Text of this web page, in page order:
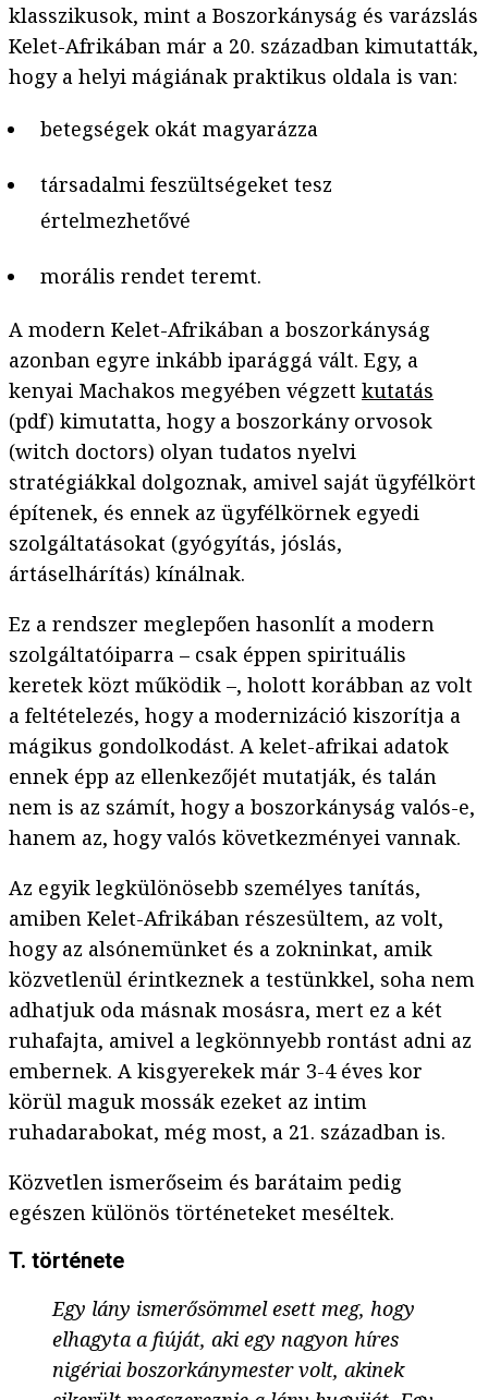
klasszikusok, mint a Boszorkányság és varázslás
Kelet-Afrikában már a 20. században kimutatták,
hogy a helyi mágiának praktikus oldala is van:
betegségek okát magyarázza
társadalmi feszültségeket tesz
értelmezhetővé
morális rendet teremt.
A modern Kelet-Afrikában a boszorkányság
azonban egyre inkább iparággá vált. Egy, a
kenyai Machakos megyében végzett kutatás
(pdf) kimutatta, hogy a boszorkány orvosok
(witch doctors) olyan tudatos nyelvi
stratégiákkal dolgoznak, amivel saját ügyfélkört
építenek, és ennek az ügyfélkörnek egyedi
szolgáltatásokat (gyógyítás, jóslás,
ártáselhárítás) kínálnak.
Ez a rendszer meglepően hasonlít a modern
szolgáltatóiparra – csak éppen spirituális
keretek közt működik –, holott korábban az volt
a feltételezés, hogy a modernizáció kiszorítja a
mágikus gondolkodást. A kelet-afrikai adatok
ennek épp az ellenkezőjét mutatják, és talán
nem is az számít, hogy a boszorkányság valós-e,
hanem az, hogy valós következményei vannak.
Az egyik legkülönösebb személyes tanítás,
amiben Kelet-Afrikában részesültem, az volt,
hogy az alsónemünket és a zokninkat, amik
közvetlenül érintkeznek a testünkkel, soha nem
adhatjuk oda másnak mosásra, mert ez a két
ruhafajta, amivel a legkönnyebb rontást adni az
embernek. A kisgyerekek már 3-4 éves kor
körül maguk mossák ezeket az intim
ruhadarabokat, még most, a 21. században is.
Közvetlen ismerőseim és barátaim pedig
egészen különös történeteket meséltek.
T. története
Egy lány ismerősömmel esett meg, hogy
elhagyta a fiúját, aki egy nagyon híres
nigériai boszorkánymester volt, akinek